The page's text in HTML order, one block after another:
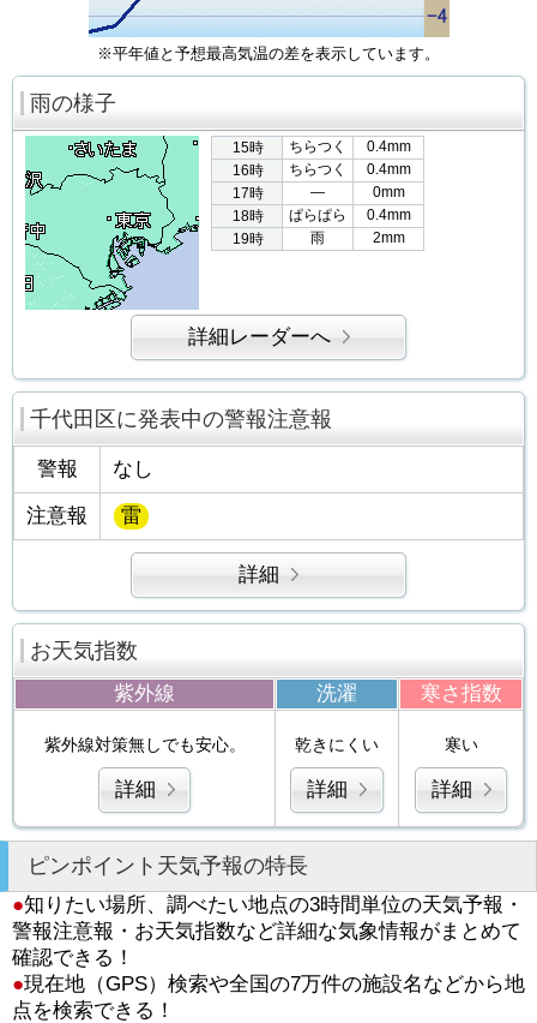
※平年値と予想最高気温の差を表示しています。
雨の様子
15時 ちらつく
0.4mm
16時
ちらつく
0.4mm
17時
―
0mm
18時
ぱらぱら
0.4mm
19時
雨 2mm
詳細レーダーへ
千代田区に発表中の警報注意報
警報 なし
注意報 雷
詳細
お天気指数
紫外線 洗濯 寒さ指数
紫外線対策無しでも安心。
詳細
乾きにくい
詳細
寒い
詳細
ピンポイント天気予報の特長
●知りたい場所、調べたい地点の3時間単位の天気予報・
警報注意報・お天気指数など詳細な気象情報がまとめて
確認できる！
●現在地（GPS）検索や全国の7万件の施設名などから地
点を検索できる！